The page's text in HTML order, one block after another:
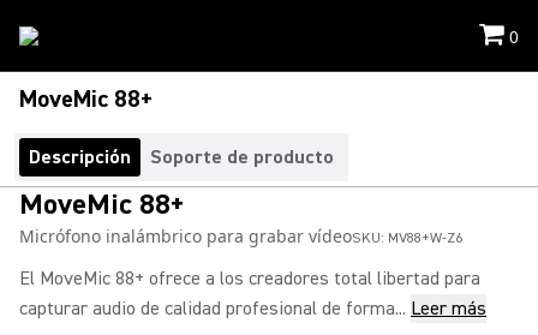
0
MoveMic 88+
Descripción Soporte de producto
MoveMic 88+
Micrófono inalámbrico para grabar vídeoSKU: MV88+W-Z6
El MoveMic 88+ ofrece a los creadores total libertad para
capturar audio de calidad profesional de forma... Leer más